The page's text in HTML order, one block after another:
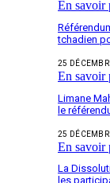
En savoir
tchadien
25
En savoir
Limane
le
25
En savoir
La
les